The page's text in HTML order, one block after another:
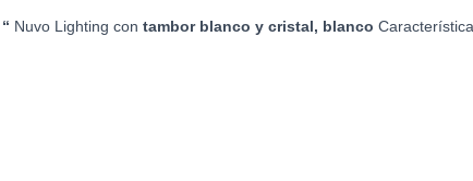
Nuvo Lighting con tambor blanco y cristal, blanco